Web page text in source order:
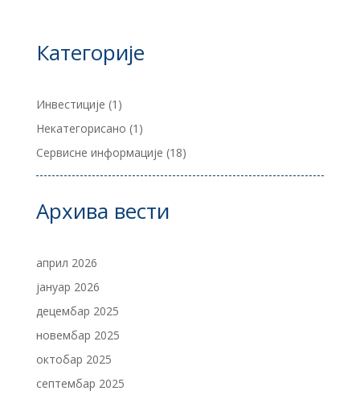
Категорије
Инвестиције (1)
Некатегорисано (1)
Сервисне информације (18)
Архива вести
април 2026
јануар 2026
децембар 2025
новембар 2025
октобар 2025
септембар 2025